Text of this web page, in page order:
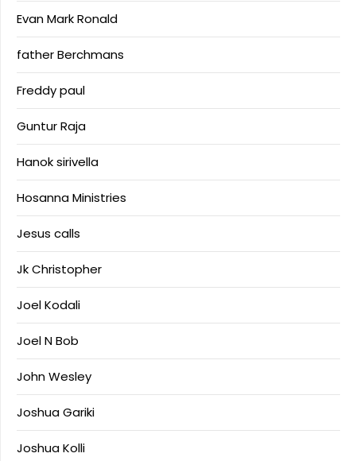
Evan Mark Ronald
father Berchmans
Freddy paul
Guntur Raja
Hanok sirivella
Hosanna Ministries
Jesus calls
Jk Christopher
Joel Kodali
Joel N Bob
John Wesley
Joshua Gariki
Joshua Kolli